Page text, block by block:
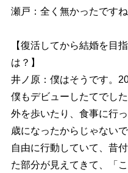
瀬戸：全く無かったですね
【復活してから結婚を目
は？】
井ノ原：僕はそうです。
僕もデビューしたてでし
外を歩いたり、食事に行
歳になったからじゃない
自由に行動していて、昔
た部分が見えてきて、「